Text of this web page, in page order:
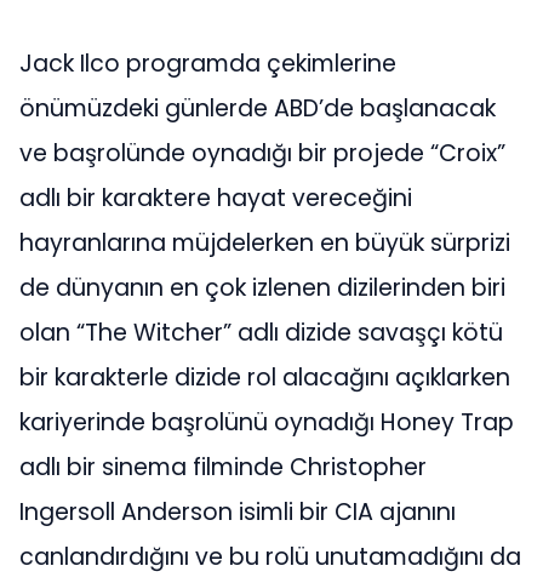
Jack Ilco programda çekimlerine
önümüzdeki günlerde ABD’de başlanacak
ve başrolünde oynadığı bir projede “Croix”
adlı bir karaktere hayat vereceğini
hayranlarına müjdelerken en büyük sürprizi
de dünyanın en çok izlenen dizilerinden biri
olan “The Witcher” adlı dizide savaşçı kötü
bir karakterle dizide rol alacağını açıklarken
kariyerinde başrolünü oynadığı Honey Trap
adlı bir sinema filminde Christopher
Ingersoll Anderson isimli bir CIA ajanını
canlandırdığını ve bu rolü unutamadığını da